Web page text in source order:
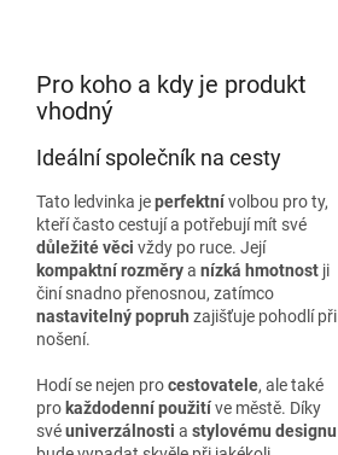
Pro koho a kdy je produkt
vhodný
Ideální společník na cesty
Tato ledvinka jeperfektnívolbou pro ty,
kteří často cestují a potřebují mít své
důležité věci vždy po ruce. Její
kompaktní rozměrya nízká hmotnost ji
činí snadno přenosnou, zatímco
nastavitelný popruh zajišťuje pohodlí při
nošení.
Hodí se nejen procestovatele, ale také
pro každodenní použitíve městě. Díky
svéuniverzálnosti a stylovému designu